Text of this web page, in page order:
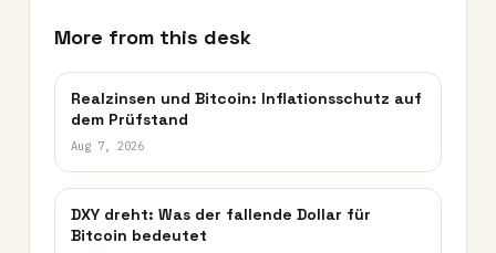
More from this desk
Realzinsen und Bitcoin: Inflationsschutz auf
dem Prüfstand
Aug 7, 2026
DXY dreht: Was der fallende Dollar für
Bitcoin bedeutet